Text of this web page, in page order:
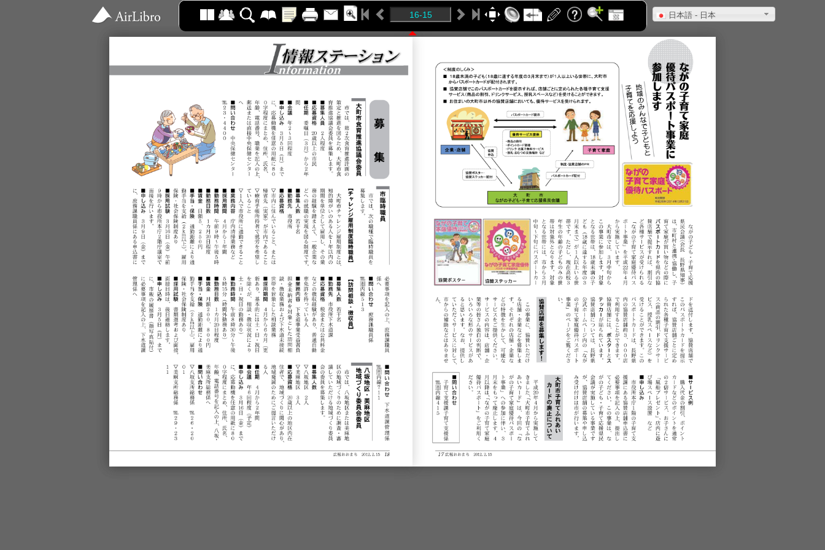
日本語 - 日本